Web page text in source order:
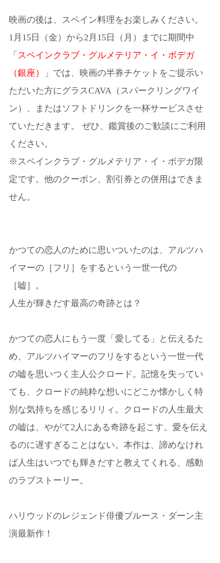
映画の後は、スペイン料理をお楽しみください。
1月15日（金）から2月15日（月）までに期間中
「 スペインクラブ・グルメテリア・イ・ボデガ
（銀座）
」では、映画の半券チケットをご提示い
ただいた方にグラスCAVA（スパークリングワイ
ン）、またはソフトドリンクを一杯サービスさせ
ていただきます。 ぜひ、鑑賞後のご歓談にご利用
ください。
※スペインクラブ・グルメテリア・イ・ボデガ限
定です。他のクーポン、割引券との併用はできま
せん。
かつての恋人のために思いついたのは、アルツハ
イマーの［フリ］をするという一世一代の
［嘘］。
人生が輝きだす最高の奇跡とは？
かつての恋人にもう一度「愛してる」と伝えるた
め、アルツハイマーのフリをするという一世一代
の嘘を思いつく主人公クロード。記憶を失ってい
ても、クロードの純粋な想いにどこか懐かしく特
別な気持ちを感じるリリィ。クロードの人生最大
の嘘は、やがて2人にある奇跡を起こす。愛を伝え
るのに遅すぎることはない。本作は、諦めなけれ
ば人生はいつでも輝きだすと教えてくれる、感動
のラブストーリー。
ハリウッドのレジェンド俳優ブルース・ダーン主
演最新作！